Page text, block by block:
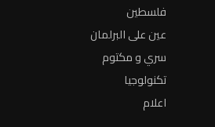
فلسطين
عين على البرلمان
سري و مكتوم
تكنولوجيا
اعلام